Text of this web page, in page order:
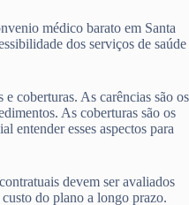
médico barato em Santa
dos serviços de saúde
coberturas. As carências são os
As coberturas são os
entender esses aspectos para
devem ser avaliados
do plano a longo prazo.